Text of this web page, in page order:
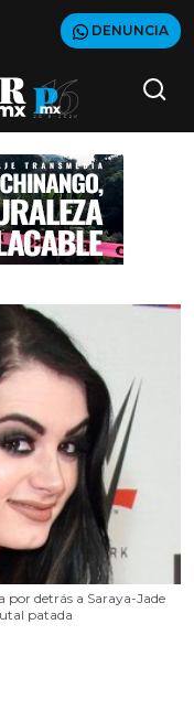
DENUNCIA
por detrás a Saraya-Jade
patada